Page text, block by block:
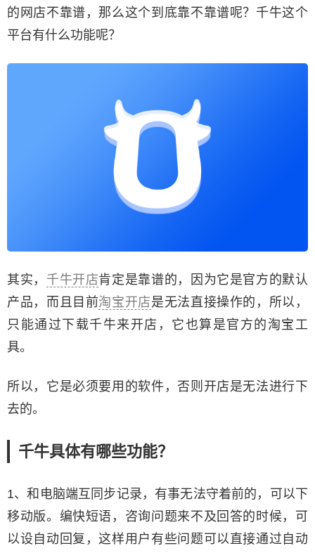
的网店不靠谱，那么这个到底靠不靠谱呢？千牛这个
平台有什么功能呢？
其实， 千牛开店肯定是靠谱的，因为它是官方的默认
产品，而且目前淘宝开店是无法直接操作的，所以，
只能通过下载千牛来开店，它也算是官方的淘宝工
具。
所以，它是必须要用的软件，否则开店是无法进行下
去的。
千牛具体有哪些功能？
1、和电脑端互同步记录，有事无法守着前的，可以下
移动版。编快短语，咨询问题来不及回答的时候，可
以设自动回复，这样用户有些问题可以直接通过自动